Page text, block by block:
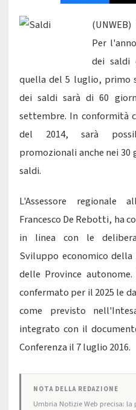
Per
dei saldi
quella del 5 luglio, primo
dei saldi sarà di 60
settembre. In conformità
del 2014, sarà
promozionali anche nei
saldi.
L'Assessore regionale
Francesco De Rebotti, ha
in linea con le
Sviluppo economico della
delle Province
confermato per il 2025 le
come previsto
integrato con il
Conferenza il 7 luglio 2016.
NOTA DELLA REDAZIONE
Umbria Notizie Web precisa: